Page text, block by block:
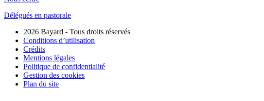
Délégués en pastorale
2026 Bayard - Tous droits réservés
Conditions d’utilisation
Crédits
Mentions légales
Politique de confidentialité
Gestion des cookies
Plan du site